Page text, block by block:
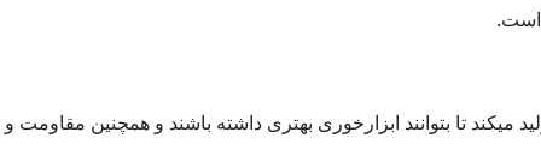
است.
حالت تولید میکند تا بتوانند ابزارخوری بهتری داشته باشند و همچنین مقاومت و